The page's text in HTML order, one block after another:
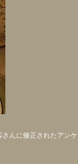
んに修正されたアン